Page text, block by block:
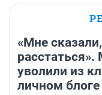
«Мне
расстаться».
уволили из
личном блоге